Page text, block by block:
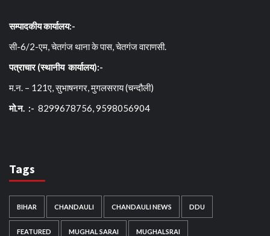
सम्पादकीय कार्यालय:-
सी-6/2-एम, चेतगंज थाना के पास, चेतगंज वाराणसी.
पत्राचार (स्थानीय कार्यालय):-
म.न. – 121ए, सुभाषनगर, मुगलसराय (चन्दौली)
मो.न. :- 8299678756, 9598056904
Tags
BIHAR CHANDAULI CHANDAULI NEWS DDU
FEATURED MUGHAL SARAI MUGHALSRAI